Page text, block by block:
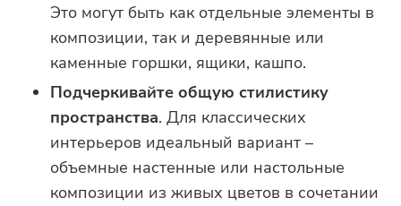
Это могут быть как отдельные элементы в
композиции, так и деревянные или
каменные горшки, ящики, кашпо.
Подчеркивайте общую стилистику
пространства. Для классических
интерьеров идеальный вариант –
объемные настенные или настольные
композиции из живых цветов в сочетании